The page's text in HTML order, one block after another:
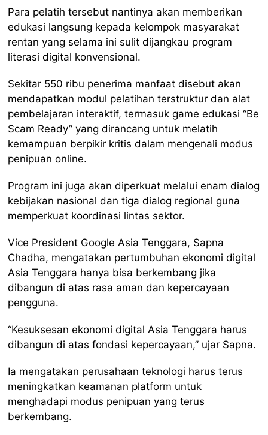
Para pelatih tersebut nantinya akan memberikan
edukasi langsung kepada kelompok masyarakat
rentan yang selama ini sulit dijangkau program
literasi digital konvensional.
Sekitar 550 ribu penerima manfaat disebut akan
mendapatkan modul pelatihan terstruktur dan alat
pembelajaran interaktif, termasuk game edukasi “Be
Scam Ready” yang dirancang untuk melatih
kemampuan berpikir kritis dalam mengenali modus
penipuan online.
Program ini juga akan diperkuat melalui enam dialog
kebijakan nasional dan tiga dialog regional guna
memperkuat koordinasi lintas sektor.
Vice President Google Asia Tenggara, Sapna
Chadha, mengatakan pertumbuhan ekonomi digital
Asia Tenggara hanya bisa berkembang jika
dibangun di atas rasa aman dan kepercayaan
pengguna.
“Kesuksesan ekonomi digital Asia Tenggara harus
dibangun di atas fondasi kepercayaan,” ujar Sapna.
Ia mengatakan perusahaan teknologi harus terus
meningkatkan keamanan platform untuk
menghadapi modus penipuan yang terus
berkembang.